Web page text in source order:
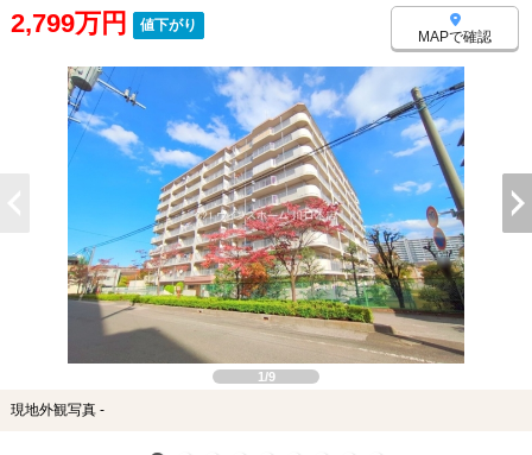
2,799万円 値下がり
MAPで確認
1/9
現地外観写真 -